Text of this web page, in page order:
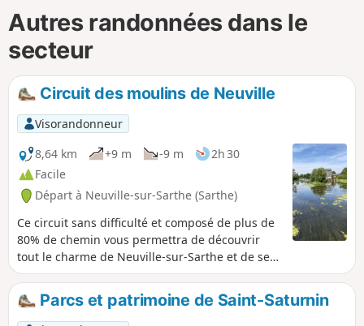
Autres randonnées dans le
secteur
Circuit des moulins de Neuville
Visorandonneur
8,64 km
+9 m -9 m
2h 30
Facile
Départ à Neuville-sur-Sarthe (Sarthe)
Ce circuit sans difficulté et composé de plus de
80% de chemin vous permettra de découvrir
tout le charme de Neuville-sur-Sarthe et de ses
environs, des bords de Sarthe, de ses vieux
moulins restaurés, du château de Monthéard,
ainsi que l'histoire liée à la seconde guerre
Parcs et patrimoine de Saint-Saturnin